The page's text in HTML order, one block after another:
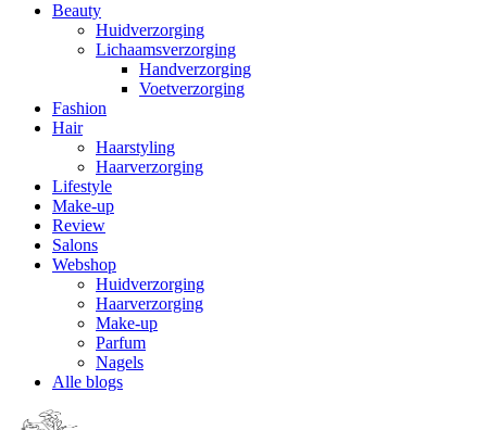
Beauty
Huidverzorging
Lichaamsverzorging
Handverzorging
Voetverzorging
Fashion
Hair
Haarstyling
Haarverzorging
Lifestyle
Make-up
Review
Salons
Webshop
Huidverzorging
Haarverzorging
Make-up
Parfum
Nagels
Alle blogs